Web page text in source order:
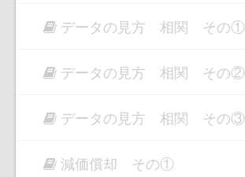
データの見方 相関 その①
データの見方 相関 その②
データの見方 相関 その③
減価償却 その①